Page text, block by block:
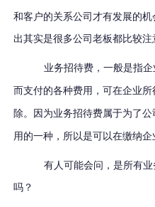
和客户的关系公司才有发展的
出其实是很多公司老板都比较注
业务招待费，一般是指
而支付的各种费用，可在企业
除。 因为业务招待费属于为了
用的一种，所以是可以在缴纳企
有人可能会问，是所有
吗？